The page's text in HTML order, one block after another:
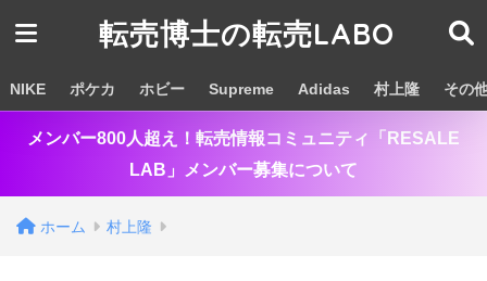
転売博士の転売LABO
NIKE ポケカ ホビー Supreme Adidas 村上隆 その
メンバー800人超え！転売情報コミュニティ「RESALE
LAB」メンバー募集について
ホーム 村上隆